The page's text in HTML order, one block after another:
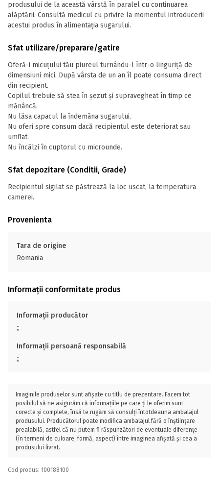
produsului de la această vârstă în paralel cu continuarea
alăptării. Consultă medicul cu privire la momentul introducerii
acestui produs în alimentația sugarului.
Sfat utilizare/preparare/gatire
Oferă-i micuțului tău piureul turnându-l într-o linguriță de
dimensiuni mici. După vârsta de un an îl poate consuma direct
din recipient.
Copilul trebuie să stea în șezut și supravegheat în timp ce
mănâncă.
Nu lăsa capacul la îndemâna sugarului.
Nu oferi spre consum dacă recipientul este deteriorat sau
umflat.
Nu încălzi în cuptorul cu microunde.
Sfat depozitare (Conditii, Grade)
Recipientul sigilat se păstrează la loc uscat, la temperatura
camerei.
Provenienta
Tara de origine
Romania
Informații conformitate produs
Informații producător
;;
Informații persoană responsabilă
;;
Imaginile produselor sunt afișate cu titlu de prezentare. Facem tot
posibilul să ne asigurăm că informațiile pe care ți le oferim sunt
corecte și complete, însă te rugăm să consulți întotdeauna ambalajul
produsului. Producătorul poate modifica ambalajul fără o înștiințare
prealabilă, astfel că nu putem fi răspunzători de eventuale diferențe
(în termeni de culoare, formă, aspect) între imaginea afișată și cea a
produsului livrat.
Cod produs: 100188100